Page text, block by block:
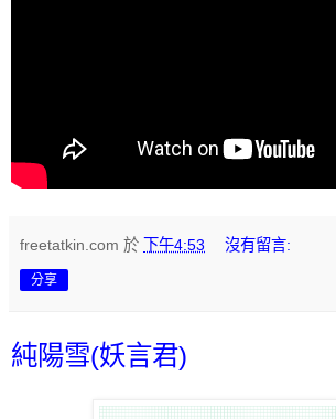
freetatkin.com 於 下午4:53 沒有留言:
分享
純陽雪(妖言君)